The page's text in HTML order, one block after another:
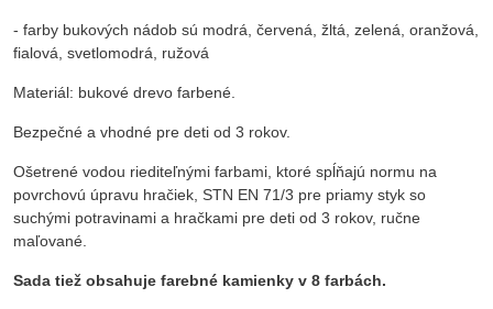
- farby bukových nádob sú modrá, červená, žltá, zelená, oranžová,
fialová, svetlomodrá, ružová
Materiál: bukové drevo farbené.
Bezpečné a vhodné pre deti od 3 rokov.
Ošetrené vodou riediteľnými farbami, ktoré spĺňajú normu na
povrchovú úpravu hračiek, STN EN 71/3 pre priamy styk so
suchými potravinami a hračkami pre deti od 3 rokov, ručne
maľované.
Sada tiež obsahuje farebné kamienky v 8 farbách.